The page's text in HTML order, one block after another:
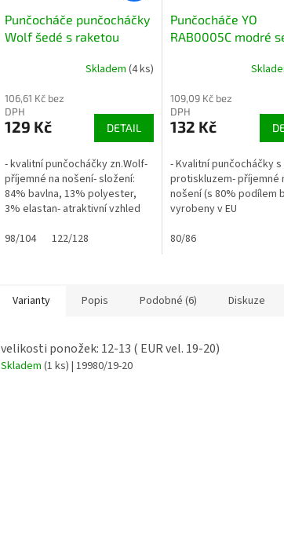
Punčocháče punčocháčky
Wolf šedé s raketou
Skladem (4 ks)
106,61 Kč bez
DPH
129 Kč DETAIL
- kvalitní punčocháčky zn.Wolf-
příjemné na nošení- složení:
84% bavlna, 13% polyester,
3% elastan- atraktivní vzhled
98/104
122/128
Punčocháče YO
RAB0005C modré
109,09 Kč bez
DPH
132 Kč
- Kvalitní punčocháčky s
protiskluzem- příjemné
nošení (s 80% podílem
vyrobeny v EU
80/86
Varianty Popis Podobné (6) Diskuze
velikosti ponožek: 12-13 ( EUR vel. 19-20)
Skladem (1 ks) | 19980/19-20